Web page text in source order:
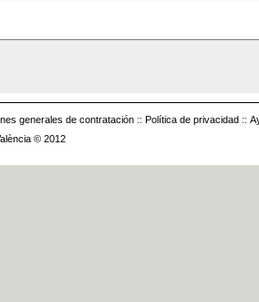
generales de contratación :: Política de privacidad ::
© 2012